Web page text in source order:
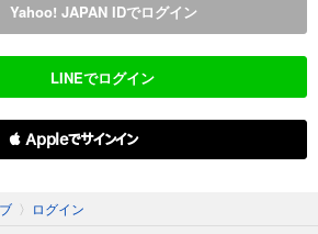
Yahoo! JAPAN IDでログイン
LINEでログイン
 Appleでサインイン
〉 ログイン